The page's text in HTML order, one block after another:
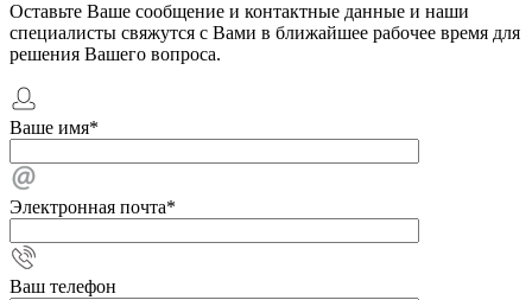
Оставьте Ваше сообщение и контактные данные и наши
специалисты свяжутся с Вами в ближайшее рабочее время для
решения Вашего вопроса.
Ваше имя*
Электронная почта*
Ваш телефон